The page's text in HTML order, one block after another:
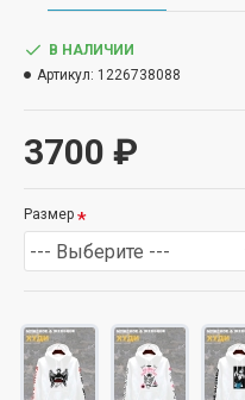
3700 ₽
В НАЛИЧИИ
Артикул: 1226738088
Размер